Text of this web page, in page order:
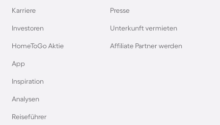
Chalets im Zillertal
Chalets in Norwegen
Chalets in Renesse
Karriere
Investoren
HomeToGo Aktie
App
Inspiration
Analysen
Reiseführer
Presse
Unterkunft vermieten
Affiliate Partner werden